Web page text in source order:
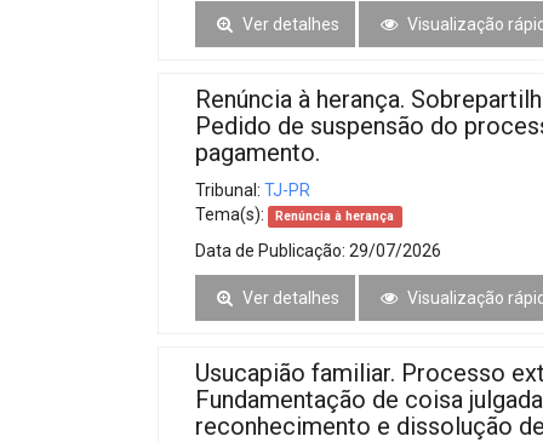
Ver detalhes Visualização
Renúncia à herança.
Pedido de suspensão do
pagamento.
Tribunal: TJ-PR
Tema(s):
Renúncia à herança
Data de Publicação: 29/07/2026
Ver detalhes Visualização
Usucapião familiar. Processo
Fundamentação de coisa
reconhecimento e dissolução